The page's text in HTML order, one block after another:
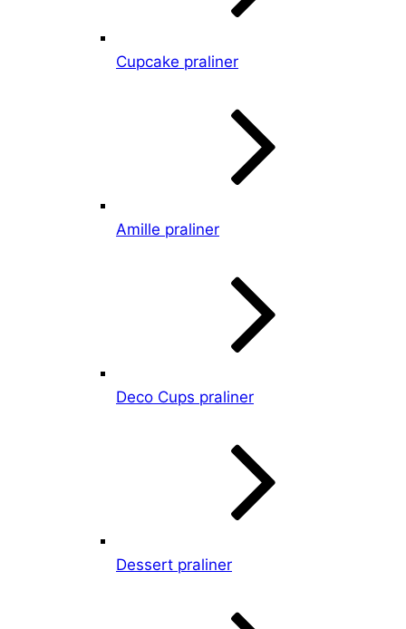
Cupcake praliner
Amille praliner
Deco Cups praliner
Dessert praliner